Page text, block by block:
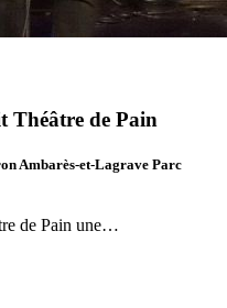
Théâtre de Pain
Ambarès-et-Lagrave Parc
de Pain une…